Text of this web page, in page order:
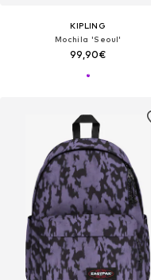
KIPLING
Mochila 'Seoul'
99,90€